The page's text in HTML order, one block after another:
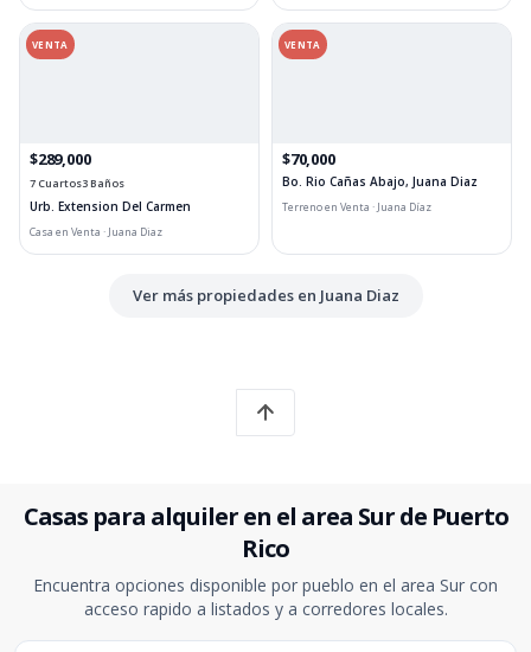
VENTA
$289,000
7 Cuartos3 Baños
Urb. Extension Del Carmen
Casa en Venta · Juana Diaz
VENTA
$70,000
Bo. Rio Cañas Abajo, Juana Diaz
Terreno en Venta · Juana Díaz
Ver más propiedades en Juana Diaz
Casas para alquiler en el area Sur de Puerto
Rico
Encuentra opciones disponible por pueblo en el area Sur con
acceso rapido a listados y a corredores locales.